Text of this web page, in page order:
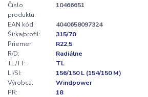
Číslo
produktu:
10466651
EAN kód:
4040658097324
Šírka/profil:
315/70
Priemer:
R22,5
R/D:
Radiálne
TL/TT:
TL
LI/SI:
156/150 L (154/150 M)
Výrobca:
Windpower
PR:
18